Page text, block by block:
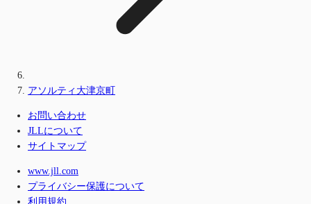
アソルティ大津京町
お問い合わせ
JLLについて
サイトマップ
www.jll.com
プライバシー保護について
利用規約